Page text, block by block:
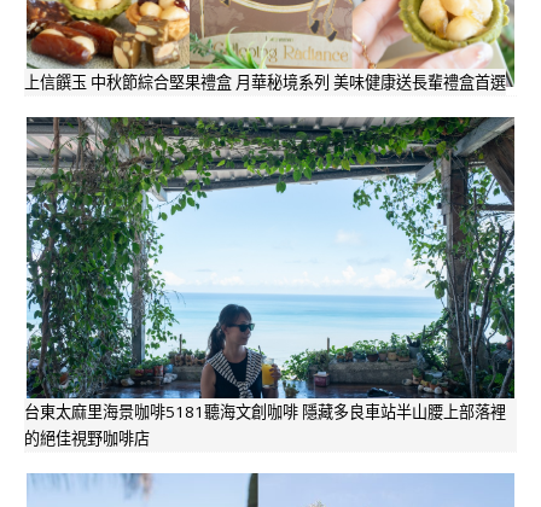
上信饌玉 中秋節綜合堅果禮盒 月華秘境系列 美味健康送長輩禮盒首選
台東太麻里海景咖啡5181聽海文創咖啡 隱藏多良車站半山腰上部落裡
的絕佳視野咖啡店